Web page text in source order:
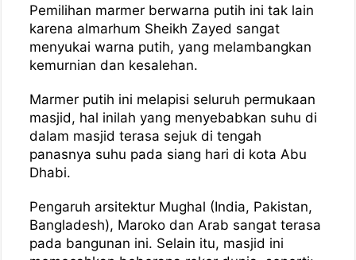
Pemilihan marmer berwarna putih ini tak lain
karena almarhum Sheikh Zayed sangat
menyukai warna putih, yang melambangkan
kemurnian dan kesalehan.
Marmer putih ini melapisi seluruh permukaan
masjid, hal inilah yang menyebabkan suhu di
dalam masjid terasa sejuk di tengah
panasnya suhu pada siang hari di kota Abu
Dhabi.
Pengaruh arsitektur Mughal (India, Pakistan,
Bangladesh), Maroko dan Arab sangat terasa
pada bangunan ini. Selain itu, masjid ini